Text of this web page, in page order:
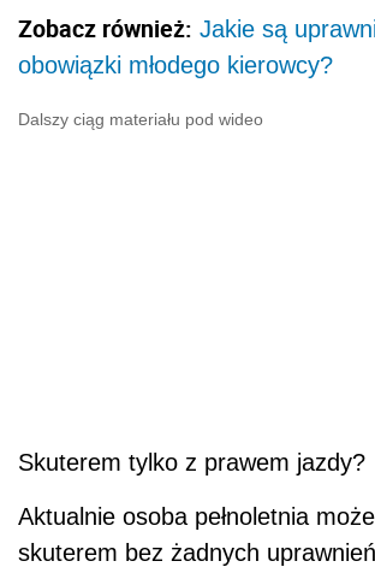
Zobacz również: Jakie są
obowiązki młodego kierowcy?
Dalszy ciąg materiału pod wideo
Skuterem tylko z prawem jazdy?
Aktualnie osoba pełnoletnia
skuterem bez żadnych